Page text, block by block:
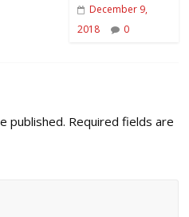
December 9,
2018
0
published. Required fields are